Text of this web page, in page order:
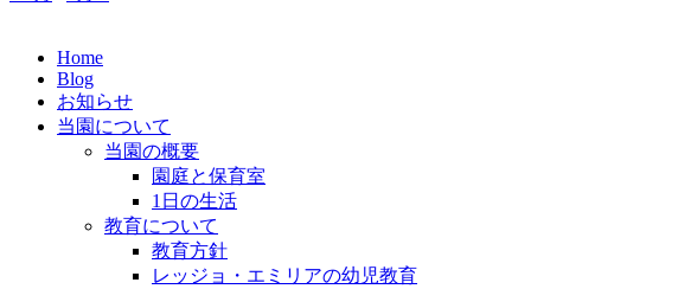
Home
Blog
お知らせ
当園について
当園の概要
園庭と保育室
1日の生活
教育について
教育方針
レッジョ・エミリアの幼児教育